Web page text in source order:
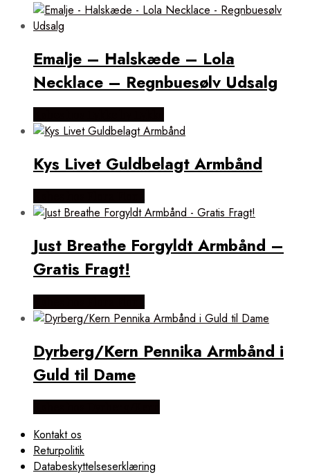
Emalje – Halskæde – Lola
Necklace – Regnbuesølv Udsalg
Kys Livet Guldbelagt Armbånd
Just Breathe Forgyldt Armbånd –
Gratis Fragt!
Dyrberg/Kern Pennika Armbånd i
Guld til Dame
Kontakt os
Returpolitik
Databeskyttelseserklæring